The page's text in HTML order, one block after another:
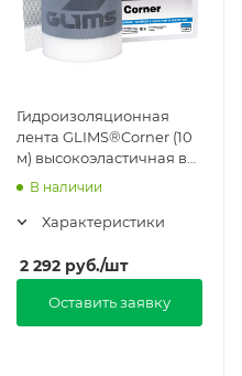
Гидроизоляционная
лента GLIMS®Corner (10
м) высокоэластичная в
Москве
В наличии
Характеристики
2 292 руб./шт
Оставить заявку